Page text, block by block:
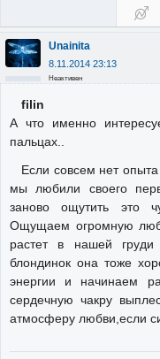
Unainita
8.11.2014 23:13
Неактивен
filin
А что именно
пальцах..
Если совсем нет
мы любили своего
заново ощутить это
Ощущаем огромную
растет в нашей
блондинок она тоже
энергии и начинаем
сердечную чакру
атмосферу любви,если